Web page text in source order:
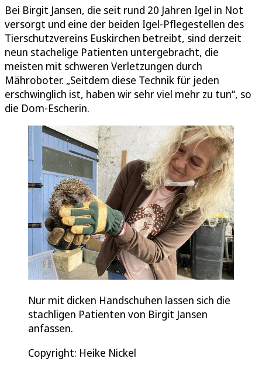
Bei Birgit Jansen, die seit rund 20 Jahren Igel in Not
versorgt und eine der beiden Igel-Pflegestellen des
Tierschutzvereins Euskirchen betreibt, sind derzeit
neun stachelige Patienten untergebracht, die
meisten mit schweren Verletzungen durch
Mähroboter. „Seitdem diese Technik für jeden
erschwinglich ist, haben wir sehr viel mehr zu tun“, so
die Dom-Escherin.
Nur mit dicken Handschuhen lassen sich die
stachligen Patienten von Birgit Jansen
anfassen.
Copyright: Heike Nickel